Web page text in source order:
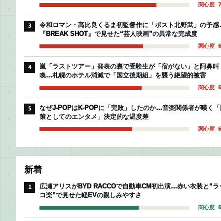
関心度
3
令和ロマン・高比良くるま初監督作に「ポスト北野武」の予
『BREAK SHOT』で見せた“芸人映画”の異常な完成度
関心度
4
嵐「ラストツアー」発表の裏で受験生が「宿がない」と阿鼻叫
喚…札幌のホテル消滅で「国立後期組」を襲う絶望的被害
関心度
5
なぜJ-POPはK-POPに「完敗」したのか…音楽関係者が嘆く
策としてのエンタメ」決定的な温度差
関心度
新着
1
広瀬アリスがBYD RACCOで自動車CM初出演…赤い衣装と“ラ
コ楽”で見せた軽EVの親しみやすさ
関心度